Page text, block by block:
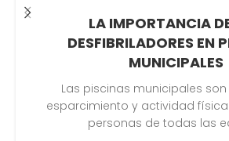
LA IMPORTANCIA
DESFIBRILADORES EN
MUNICIPALES
Las piscinas municipales
esparcimiento y actividad
personas de todas las